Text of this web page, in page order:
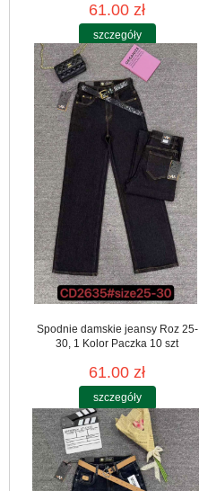
61.00 zł
szczegóły
Spodnie damskie jeansy Roz 25-
30, 1 Kolor Paczka 10 szt
61.00 zł
szczegóły